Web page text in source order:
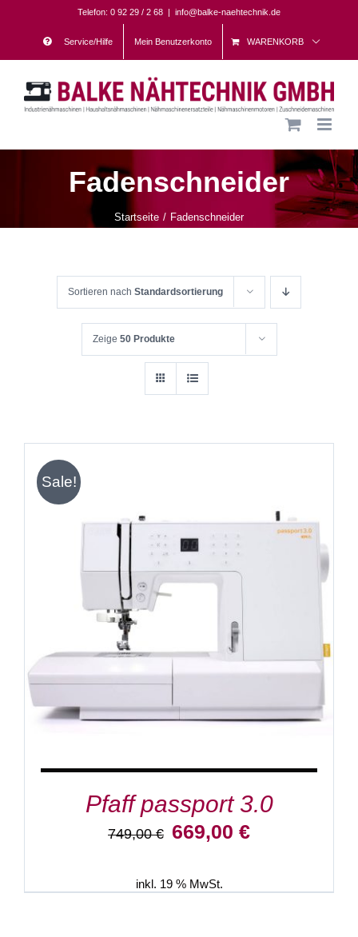
content
Telefon: 0 92 29 / 2 68 | info@balke-naehtechnik.de
Service/Hilfe Mein Benutzerkonto WARENKORB
Fadenschneider
Startseite Fadenschneider
Sortieren nach Standardsortierung
Zeige 50 Produkte
Sale!
IN DEN WARENKORB
Pfaff passport 3.0
749,00€ Ursprünglicher
749,00 €
669,00 €Aktueller
inkl. 19 % MwSt.